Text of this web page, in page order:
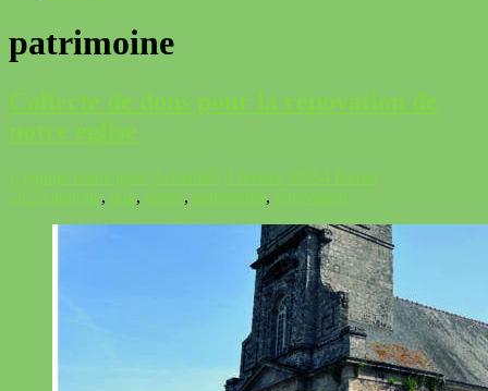
patrimoine
Collecte de dons pour la rénovation de
notre église
L'équipe municipale Actualités 4 février 20254 février
2025cagnotte, don, église, patrimoine, rénovation